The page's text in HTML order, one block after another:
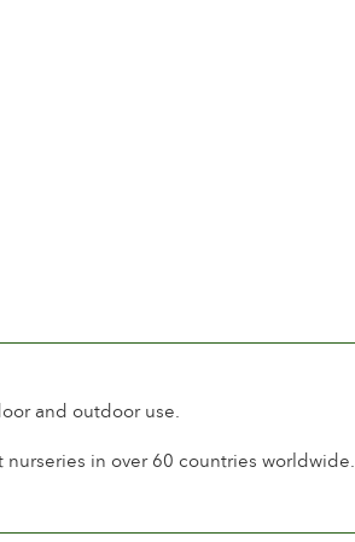
and outdoor use.
in over 60 countries worldwide.